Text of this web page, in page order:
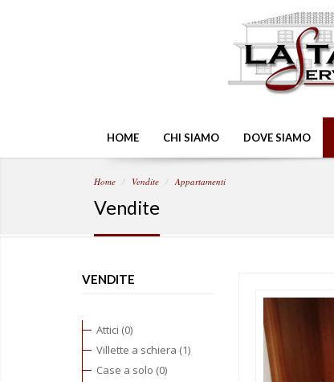
HOME CHI SIAMO DOVE SIAMO
Home Vendite Appartamenti
Vendite
VENDITE
Attici (0)
Villette a schiera (1)
Case a solo (0)